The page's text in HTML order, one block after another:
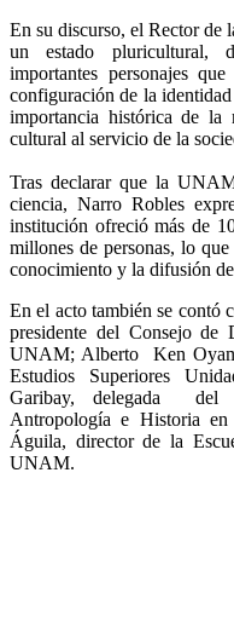
En su discurso, el Rector
un estado pluricultural,
importantes personajes
configuración de la
importancia histórica de
cultural al servicio de la
Tras declarar que la
ciencia, Narro Robles
institución ofreció más de
millones de personas, lo
conocimiento y la difusión
En el acto también se contó
presidente del Consejo
UNAM; Alberto Ken
Estudios Superiores
Garibay, delegada del
Antropología e Historia
Águila, director de la
UNAM.